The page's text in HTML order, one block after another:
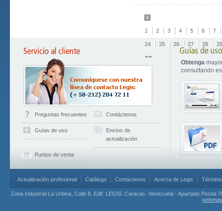
1 2 3 4 5 6 7
24 25 26 27 28 29
Preguntas frecuentes Contáctenos
Guías de uso
Envíos de
actualización
Puntos de venta
Obtenga
consultando
Actualización profesional Catálogo Contáctenos Acerca de Legis
Zona Industrial La Urbina, Calle 8, Edif. LEGIS. Caracas -Venezuela - Apartado